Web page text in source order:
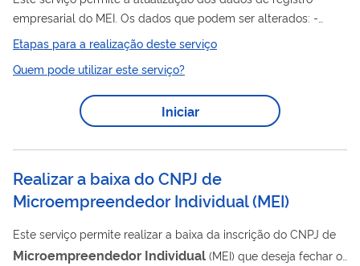
empresarial do MEI. Os dados que podem ser alterados: -
Documento de identidade - Telefones - E-mail - Capital social
- Ocupações - Forma de atuação - Endereços comercial ou
residencial. Com os dados atualizados, o empreendedor tem a
oportunidade de participar de ações do governo, do SEBRAE e
de outros parceiros que incentivam o desenvolvimento do seu
Etapas para a realização deste serviço
Quem pode utilizar este serviço?
Iniciar
Realizar a baixa do CNPJ de
Microempreendedor Individual(MEI)
Este serviço permite realizar a baixa da inscrição do CNPJ de
Microempreendedor Individual (MEI) que deseja fechar o